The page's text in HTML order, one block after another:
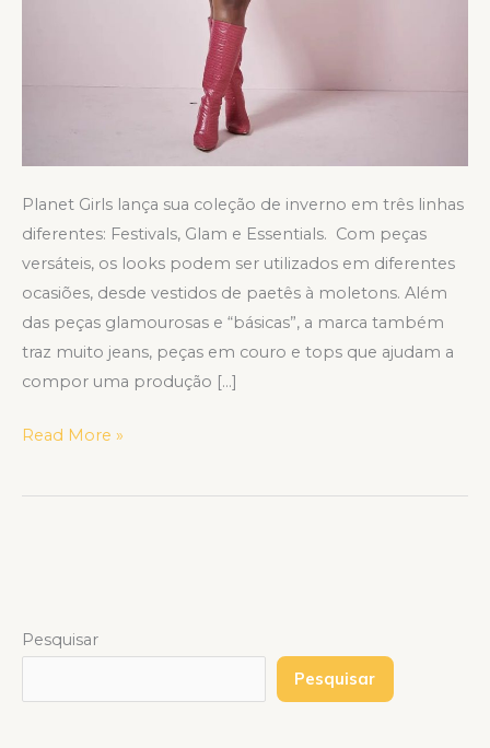
Planet Girls lança sua coleção de inverno em três linhas
diferentes: Festivals, Glam e Essentials. Com peças
versáteis, os looks podem ser utilizados em diferentes
ocasiões, desde vestidos de paetês à moletons. Além
das peças glamourosas e “básicas”, a marca também
traz muito jeans, peças em couro e tops que ajudam a
compor uma produção […]
Read More »
Pesquisar
Pesquisar